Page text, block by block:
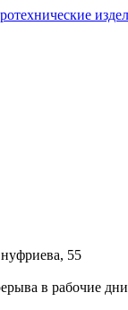
55
в рабочие дни